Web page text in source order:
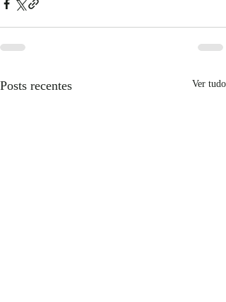
Posts recentes Ver tudo